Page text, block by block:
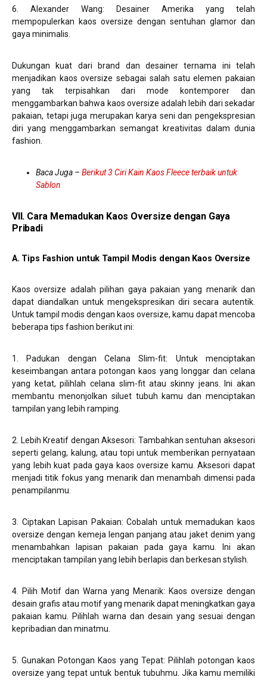
6. Alexander Wang: Desainer Amerika yang telah
mempopulerkan kaos oversize dengan sentuhan glamor dan
gaya minimalis.
Dukungan kuat dari brand dan desainer ternama ini telah
menjadikan kaos oversize sebagai salah satu elemen pakaian
yang tak terpisahkan dari mode kontemporer dan
menggambarkan bahwa kaos oversize adalah lebih dari sekadar
pakaian, tetapi juga merupakan karya seni dan pengekspresian
diri yang menggambarkan semangat kreativitas dalam dunia
fashion.
Baca Juga – Berikut 3 Ciri Kain Kaos Fleece terbaik untuk
Sablon
VII. Cara Memadukan Kaos Oversize dengan Gaya
Pribadi
A. Tips Fashion untuk Tampil Modis dengan Kaos Oversize
Kaos oversize adalah pilihan gaya pakaian yang menarik dan
dapat diandalkan untuk mengekspresikan diri secara autentik.
Untuk tampil modis dengan kaos oversize, kamu dapat mencoba
beberapa tips fashion berikut ini:
1. Padukan dengan Celana Slim-fit: Untuk menciptakan
keseimbangan antara potongan kaos yang longgar dan celana
yang ketat, pilihlah celana slim-fit atau skinny jeans. Ini akan
membantu menonjolkan siluet tubuh kamu dan menciptakan
tampilan yang lebih ramping.
2. Lebih Kreatif dengan Aksesori: Tambahkan sentuhan aksesori
seperti gelang, kalung, atau topi untuk memberikan pernyataan
yang lebih kuat pada gaya kaos oversize kamu. Aksesori dapat
menjadi titik fokus yang menarik dan menambah dimensi pada
penampilanmu.
3. Ciptakan Lapisan Pakaian: Cobalah untuk memadukan kaos
oversize dengan kemeja lengan panjang atau jaket denim yang
menambahkan lapisan pakaian pada gaya kamu. Ini akan
menciptakan tampilan yang lebih berlapis dan berkesan stylish.
4. Pilih Motif dan Warna yang Menarik: Kaos oversize dengan
desain grafis atau motif yang menarik dapat meningkatkan gaya
pakaian kamu. Pilihlah warna dan desain yang sesuai dengan
kepribadian dan minatmu.
5. Gunakan Potongan Kaos yang Tepat: Pilihlah potongan kaos
oversize yang tepat untuk bentuk tubuhmu. Jika kamu memiliki